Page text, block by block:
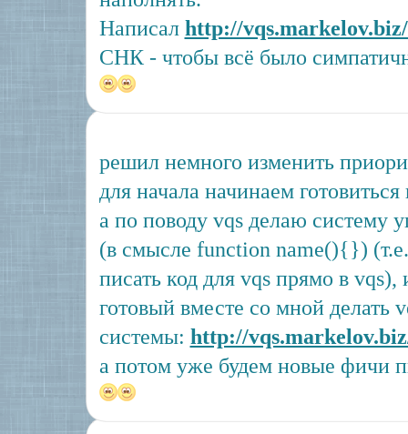
Написал http://
СНК - чтобы всё было
решил немного изменить
для начала начинаем готовиться
а по поводу vqs делаю систему
(в смысле function name(){})
писать код для vqs прямо в
готовый вместе со мной делать
системы: http://
а потом уже будем новые фичи